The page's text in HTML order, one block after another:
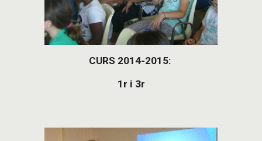
CURS 2014-2015:
1r i 3r